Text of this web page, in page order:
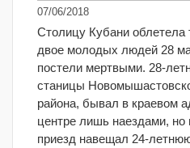
07/06/2018
Столицу Кубани облетела
двое молодых людей 28
постели мертвыми. 28-
станицы
района, бывал в краевом
центре лишь наездами, но
приезд навещал 24-